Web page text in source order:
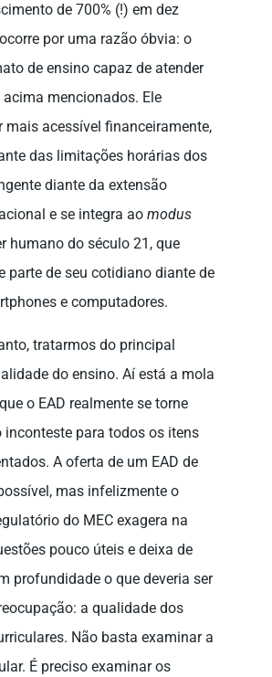
de 700% (!) em dez
por uma razão óbvia: o
de ensino capaz de atender
mencionados. Ele
mais acessível financeiramente,
das limitações horárias dos
diante da extensão
e se integra ao modus
humano do século 21, que
parte de seu cotidiano diante de
e computadores.
tratarmos do principal
do ensino. Aí está a mola
o EAD realmente se torne
inconteste para todos os itens
A oferta de um EAD de
mas infelizmente o
do MEC exagera na
pouco úteis e deixa de
profundidade o que deveria ser
a qualidade dos
Não basta examinar a
É preciso examinar os